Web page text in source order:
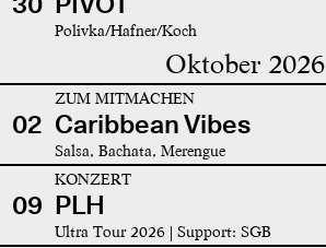
Polivka/Hafner/Koch
Oktober 2026
02
ZUM MITMACHEN
Caribbean Vibes
Salsa, Bachata, Merengue
09
KONZERT
PLH
Ultra Tour 2026 | Support: SGB